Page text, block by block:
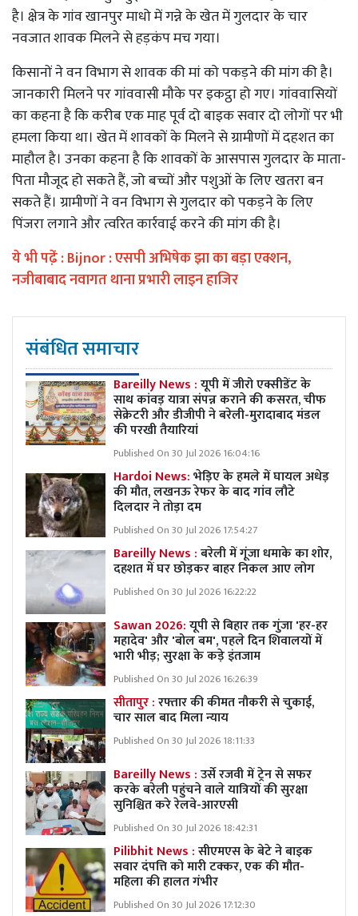
है। क्षेत्र के गांव खानपुर माधो में गन्ने के खेत में गुलदार के चार
नवजात शावक मिलने से हड़कंप मच गया।
किसानों ने वन विभाग से शावक की मां को पकड़ने की मांग की है।
जानकारी मिलने पर गांववासी मौके पर इकट्ठा हो गए। गांववासियों
का कहना है कि करीब एक माह पूर्व दो बाइक सवार दो लोगों पर भी
हमला किया था। खेत में शावकों के मिलने से ग्रामीणों में दहशत का
माहौल है। उनका कहना है कि शावकों के आसपास गुलदार के माता-
पिता मौजूद हो सकते हैं, जो बच्चों और पशुओं के लिए खतरा बन
सकते हैं। ग्रामीणों ने वन विभाग से गुलदार को पकड़ने के लिए
पिंजरा लगाने और त्वरित कार्रवाई करने की मांग की है।
ये भी पढे़ं :Bijnor : एसपी अभिषेक झा का बड़ा एक्शन,
नजीबाबाद नवागत थाना प्रभारी लाइन हाजिर
संबंधित समाचार
Bareilly News :यूपी में जीरो एक्सीडेंट के
साथ कांवड़ यात्रा संपन्न कराने की कसरत, चीफ
सेक्रेटरी और डीजीपी ने बरेली-मुरादाबाद मंडल
की परखी तैयारियां
Published On 30 Jul 2026 16:04:16
Hardoi News:भेड़िए के हमले में घायल अधेड़
की मौत, लखनऊ रेफर के बाद गांव लौटे
दिलदार ने तोड़ा दम
Published On 30 Jul 2026 17:54:27
Bareilly News :बरेली में गूंजा धमाके का शोर,
दहशत में घर छोड़कर बाहर निकल आए लोग
Published On 30 Jul 2026 16:22:22
Sawan 2026:यूपी से बिहार तक गुंजा 'हर-हर
महादेव' और 'बोल बम', पहले दिन शिवालयों में
भारी भीड़; सुरक्षा के कड़े इंतजाम
Published On 30 Jul 2026 16:26:39
सीतापुर :रफ्तार की कीमत नौकरी से चुकाई,
चार साल बाद मिला न्याय
Published On 30 Jul 2026 18:11:33
Bareilly News :उर्से रजवी में ट्रेन से सफर
करके बरेली पहुंचने वाले यात्रियों की सुरक्षा
सुनिश्चित करे रेलवे-आरएसी
Published On 30 Jul 2026 18:42:31
Pilibhit News :सीएमएस के बेटे ने बाइक
सवार दंपत्ति को मारी टक्कर, एक की मौत-
महिला की हालत गंभीर
Published On 30 Jul 2026 17:12:30